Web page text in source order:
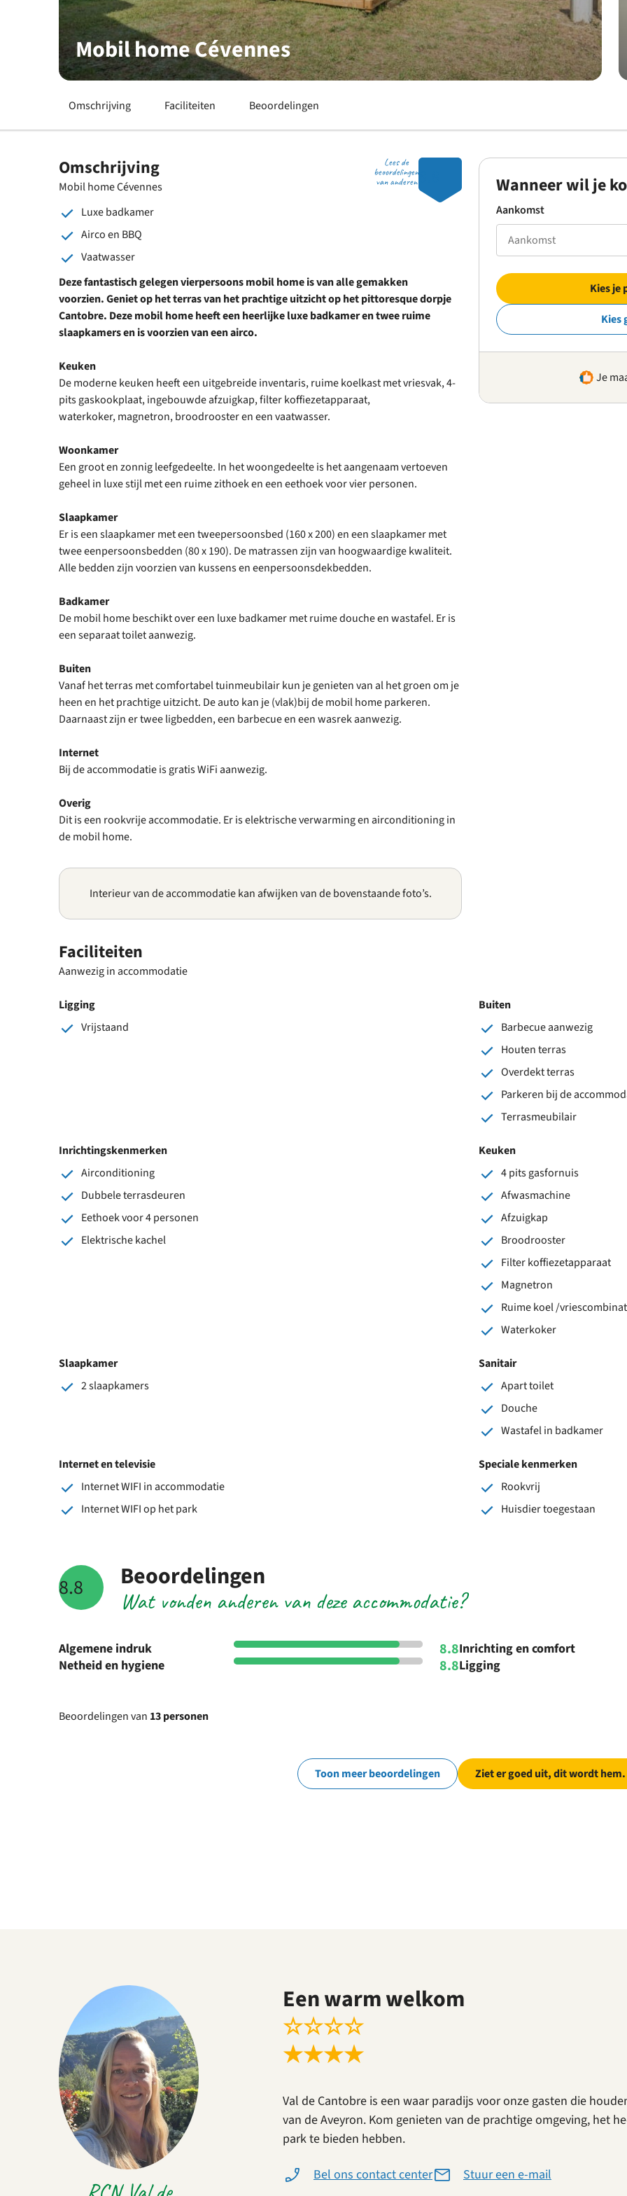
Mobil home Cévennes
Omschrijving Faciliteiten Beoordelingen
Lees de
beoordelingen
van anderen
Omschrijving
Mobil home Cévennes
Luxe badkamer
Airco en BBQ
Vaatwasser
Deze fantastisch gelegen vierpersoons mobil home is van alle gemakken
voorzien. Geniet op het terras van het prachtige uitzicht op het pittoresque dorpje
Cantobre. Deze mobil home heeft een heerlijke luxe badkamer en twee ruime
slaapkamers en is voorzien van een airco.
Keuken
De moderne keuken heeft een uitgebreide inventaris, ruime koelkast met vriesvak, 4-
pits gaskookplaat, ingebouwde afzuigkap, filter koffiezetapparaat,
waterkoker, magnetron, broodrooster en een vaatwasser.
Woonkamer
Een groot en zonnig leefgedeelte. In het woongedeelte is het aangenaam vertoeven
geheel in luxe stijl met een ruime zithoek en een eethoek voor vier personen.
Slaapkamer
Er is een slaapkamer met een tweepersoonsbed (160 x 200) en een slaapkamer met
twee eenpersoonsbedden (80 x 190). De matrassen zijn van hoogwaardige kwaliteit.
Alle bedden zijn voorzien van kussens en eenpersoonsdekbedden.
Badkamer
De mobil home beschikt over een luxe badkamer met ruime douche en wastafel. Er is
een separaat toilet aanwezig.
Buiten
Vanaf het terras met comfortabel tuinmeubilair kun je genieten van al het groen om je
heen en het prachtige uitzicht. De auto kan je (vlak)bij de mobil home parkeren.
Daarnaast zijn er twee ligbedden, een barbecue en een wasrek aanwezig.
Internet
Bij de accommodatie is gratis WiFi aanwezig.
Overig
Dit is een rookvrije accommodatie. Er is elektrische verwarming en airconditioning in
de mobil home.
Interieur van de accommodatie kan afwijken van de bovenstaande foto’s.
Wanneer wil je
Aankomst
Kies je
Kies
Je
Faciliteiten
Aanwezig in accommodatie
Ligging
Vrijstaand
Buiten
Barbecue aanwezig
Houten terras
Overdekt terras
Parkeren bij de
Terrasmeubilair
Inrichtingskenmerken
Airconditioning
Dubbele terrasdeuren
Eethoek voor 4 personen
Elektrische kachel
Keuken
4 pits gasfornuis
Afwasmachine
Afzuigkap
Broodrooster
Filter koffiezetapparaat
Magnetron
Ruime koel /
Waterkoker
Slaapkamer
2 slaapkamers
Sanitair
Apart toilet
Douche
Wastafel in badkamer
Internet en televisie
Internet WIFI in accommodatie
Internet WIFI op het park
Speciale kenmerken
Rookvrij
Huisdier toegestaan
8.8 Wat vonden anderen van deze accommodatie?
Beoordelingen
Algemene indruk 8.8Inrichting en comfort
Netheid en hygiene
8.8Ligging
Beoordelingen van 13 personen
Toon meer beoordelingen Ziet er goed uit, dit wordt hem.
Een warm welkom
☆☆☆☆
★★★★
Val de Cantobre is een waar paradijs voor onze gasten die
van de Aveyron. Kom genieten van de prachtige omgeving, het
park te bieden hebben.
Bel ons contact center Stuur een e-mail